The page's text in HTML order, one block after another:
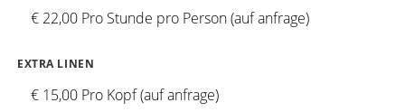
€ 22,00 Pro Stunde pro Person (auf anfrage)
EXTRA LINEN
€ 15,00 Pro Kopf (auf anfrage)